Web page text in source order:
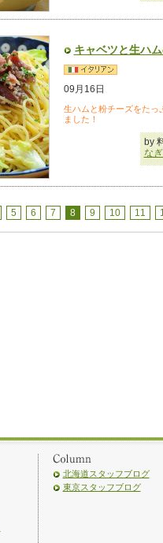
キャベツと生ハ
09月16日
生ハムと粉チーズをたっ
ました！
by
な
5 6 7 8 9 10 11
北海道スタッフブログ
東京スタッフブログ